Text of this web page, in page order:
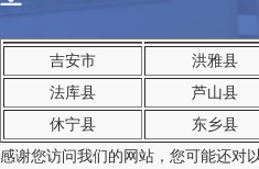
吉安市 洪雅县
法库县
芦山县
休宁县
东乡县
感谢您访问我们的网站，您可能还对